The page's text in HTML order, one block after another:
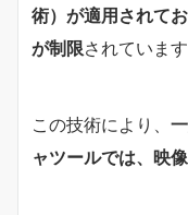
術）が適用されて
が制限されています
この技術により、
ャツールでは、映